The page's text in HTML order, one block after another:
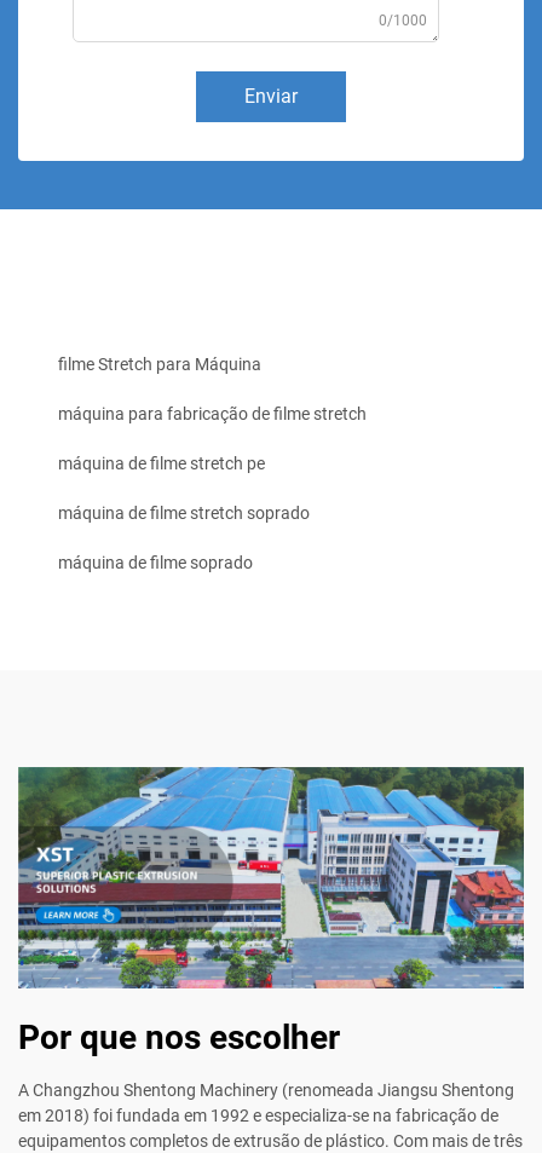
0/1000
Enviar
filme Stretch para Máquina
máquina para fabricação de filme stretch
máquina de filme stretch pe
máquina de filme stretch soprado
máquina de filme soprado
Por que nos escolher
A Changzhou Shentong Machinery (renomeada Jiangsu Shentong
em 2018) foi fundada em 1992 e especializa-se na fabricação de
equipamentos completos de extrusão de plástico. Com mais de três